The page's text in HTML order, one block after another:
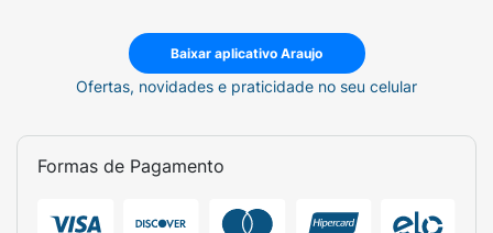
Baixar aplicativo Araujo
Ofertas, novidades e praticidade no seu celular
Formas de Pagamento